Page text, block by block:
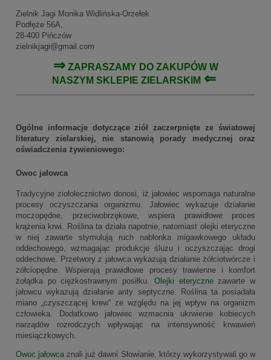
Zielnik Jagi Monika Widlińska-Orzełek
Podłęże 56A,
28-400 Pińczów
zielnikjagi@gmail.com
⇒ ZAPRASZAMY DO ZAKUPÓW W
NASZYM SKLEPIE ZIELARSKIM ⇐
Ogólne informacje dotyczące ziół zaczerpnięte ze światowej
literatury zielarskiej, nie stanowią porady medycznej oraz
oświadczenia żywieniowego:
Owoc jałowca
Tradycyjne ziołolecznictwo donosi, iż jałowiec wspomaga naturalne
procesy oczyszczania organizmu. Jałowiec wykazuje działanie
moczopędne, przeciwobrzękowe, wspiera prawidłowe proces
krążenia krwi. Roślina ta działa napotnie, natomiast olejki eteryczne
w niej zawarte stymulują ruch nabłonka migawkowego układu
oddechowego, wzmagając produkcje śluzu i oczyszczając drogi
oddechowe. Przetwory z jałowca wykazują działanie żółciotwórcze i
żółciopędne. Wspierają prawidłowe procesy trawienne i komfort
żołądka po ciężkostrawnym posiłku. Olejki eterycznezawarte w
jałowcu wykazują działanie anty septyczne. Roślina ta posiadała
miano „czyszczącej krew” ze względu na jej wpływ na organizm
człowieka. Dodatkowo jałowiec wzmacnia ukrwienie kobiecych
narządów rozrodczych wpływając na intensywność krwawień
miesiączkowych.
Owoc jałowca znali już dawni Słowianie, którzy wykorzystywali go w